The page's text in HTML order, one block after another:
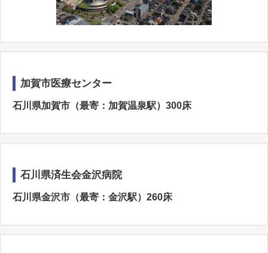
加賀市医療センター
石川県加賀市（最寄：加賀温泉駅）300床
石川県済生会金沢病院
石川県金沢市（最寄：金沢駅）260床